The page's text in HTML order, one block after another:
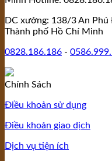
DC xưởng: 138/3 An
Thành phố Hồ Chí Minh
0828.186.186 -
Chính Sách
Điều khoản sử dụng
Điều khoản giao dịch
Dịch vụ tiện ích